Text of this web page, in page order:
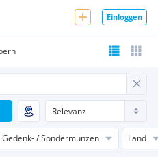
Einloggen
Gedenk- / Sondermünzen
Land